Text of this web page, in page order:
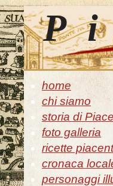
home
chi siamo
storia di
foto galleria
ricette
cronaca
personaggi